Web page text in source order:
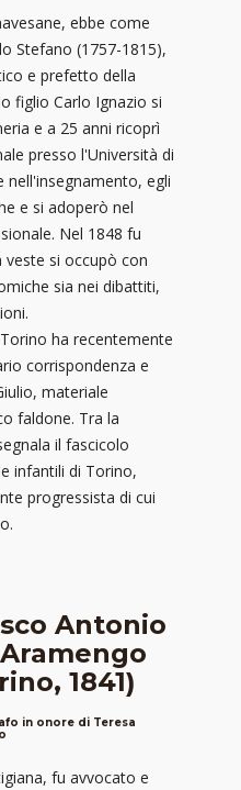
ebbe come
Stefano (1757-1815),
e prefetto della
figlio Carlo Ignazio si
e a 25 anni ricoprì
presso l'Università di
nell'insegnamento, egli
e si adoperò nel
Nel 1848 fu
si occupò con
sia nei dibattiti,
ha recentemente
corrispondenza e
materiale
faldone. Tra la
il fascicolo
infantili di Torino,
progressista di cui
Antonio
1841)
fu avvocato e